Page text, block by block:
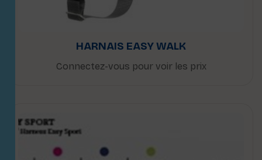
HARNAIS EASY WALK
Connectez-vous pour voir les prix